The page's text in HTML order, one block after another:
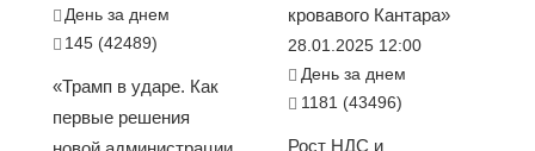
День за днем
145 (42489)
«Трамп в ударе. Как
первые решения
кровавого Кантара»
28.01.2025 12:00
День за днем
1181 (43496)
Рост НДС и